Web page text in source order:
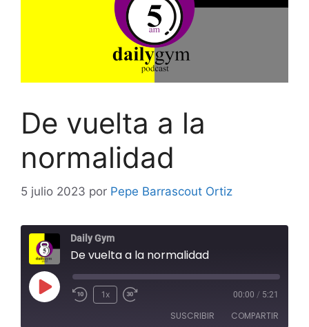
De vuelta a la
normalidad
5 julio 2023 por Pepe Barrascout Ortiz
Daily Gym
De vuelta a la normalidad
Reproducir
Rebobinar
1x 00:00 / 5:21
SUSCRIBIR COMPARTIR